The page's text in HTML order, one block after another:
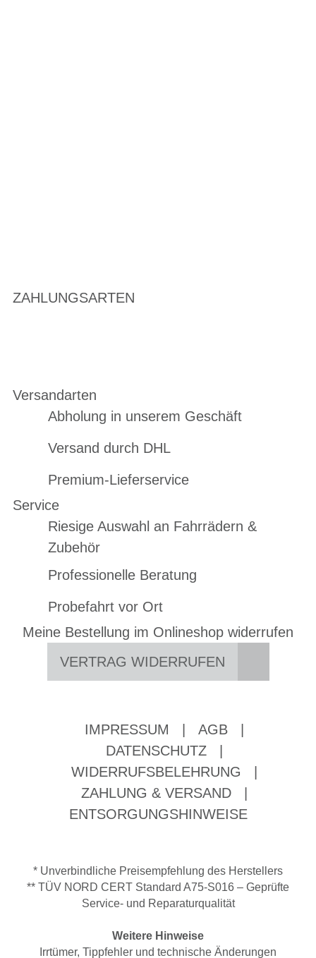
ZAHLUNGSARTEN
Versandarten
Abholung in unserem Geschäft
Versand durch DHL
Premium-Lieferservice
Service
Riesige Auswahl an Fahrrädern &
Zubehör
Professionelle Beratung
Probefahrt vor Ort
Meine Bestellung im Onlineshop widerrufen
VERTRAG WIDERRUFEN
IMPRESSUM AGB
DATENSCHUTZ
WIDERRUFSBELEHRUNG
ZAHLUNG & VERSAND
ENTSORGUNGSHINWEISE
* Unverbindliche Preisempfehlung des Herstellers
** TÜV NORD CERT Standard A75-S016 – Geprüfte
Service- und Reparaturqualität
Weitere Hinweise
Irrtümer, Tippfehler und technische Änderungen